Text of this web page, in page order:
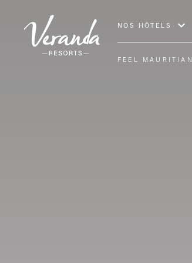
NOS HÔTELS
FEEL MAURITIAN